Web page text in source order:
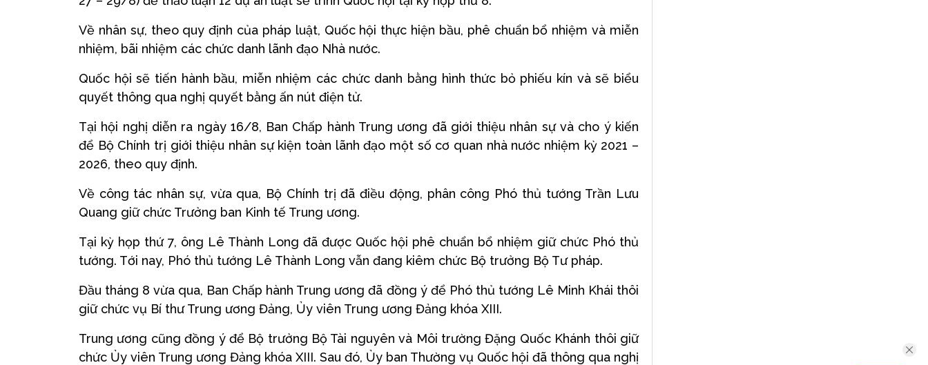
Về nhân sự, theo quy định của pháp luật, Quốc hội thực hiện bầu, phê chuẩn bổ nhiệm và miễn
nhiệm, bãi nhiệm các chức danh lãnh đạo Nhà nước.
Quốc hội sẽ tiến hành bầu, miễn nhiệm các chức danh bằng hình thức bỏ phiếu kín và sẽ biểu
quyết thông qua nghị quyết bằng ấn nút điện tử.
Tại hội nghị diễn ra ngày 16/8, Ban Chấp hành Trung ương đã giới thiệu nhân sự và cho ý kiến
để Bộ Chính trị giới thiệu nhân sự kiện toàn lãnh đạo một số cơ quan nhà nước nhiệm kỳ 2021 –
2026, theo quy định.
Về công tác nhân sự, vừa qua, Bộ Chính trị đã điều động, phân công Phó thủ tướng Trần Lưu
Quang giữ chức Trưởng ban Kinh tế Trung ương.
Tại kỳ họp thứ 7, ông Lê Thành Long đã được Quốc hội phê chuẩn bổ nhiệm giữ chức Phó thủ
tướng. Tới nay, Phó thủ tướng Lê Thành Long vẫn đang kiêm chức Bộ trưởng Bộ Tư pháp.
Đầu tháng 8 vừa qua, Ban Chấp hành Trung ương đã đồng ý để Phó thủ tướng Lê Minh Khái thôi
giữ chức vụ Bí thư Trung ương Đảng, Ủy viên Trung ương Đảng khóa XIII.
Trung ương cũng đồng ý để Bộ trưởng Bộ Tài nguyên và Môi trường Đặng Quốc Khánh thôi giữ
chức Ủy viên Trung ương Đảng khóa XIII. Sau đó, Ủy ban Thường vụ Quốc hội đã thông qua nghị